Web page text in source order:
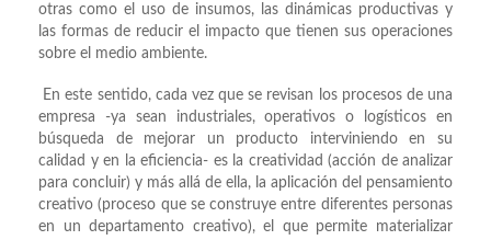
otras como el uso de insumos, las dinámicas productivas y
las formas de reducir el impacto que tienen sus operaciones
sobre el medio ambiente.
En este sentido, cada vez que se revisan los procesos de una
empresa -ya sean industriales, operativos o logísticos en
búsqueda de mejorar un producto interviniendo en su
calidad y en la eficiencia- es la creatividad (acción de analizar
para concluir) y más allá de ella, la aplicación del pensamiento
creativo (proceso que se construye entre diferentes personas
en un departamento creativo), el que permite materializar